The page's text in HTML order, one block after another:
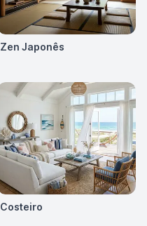
Zen Japonês
Costeiro